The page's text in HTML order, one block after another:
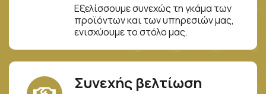
Εξελίσσουμε συνεχώς τη γκάμα των
προϊόντων και των υπηρεσιών μας,
ενισχύουμε το στόλο μας.
Συνεχής βελτίωση